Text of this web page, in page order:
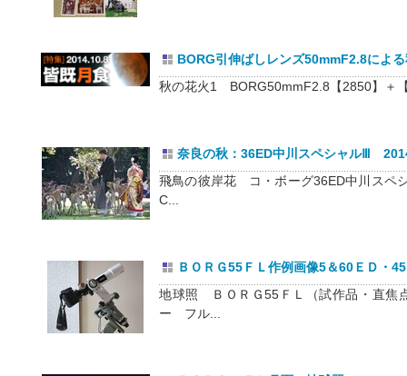
BORG引伸ばしレンズ50mmF2.8によ
秋の花火1 BORG50mmF2.8【2850】＋
奈良の秋：36ED中川スペシャルⅢ
飛鳥の彼岸花 コ・ボーグ36ED中川スペ
C...
ＢＯＲＧ55ＦＬ作例画像5＆60ＥＤ・
地球照 ＢＯＲＧ55ＦＬ（試作品・直焦
ー フル...